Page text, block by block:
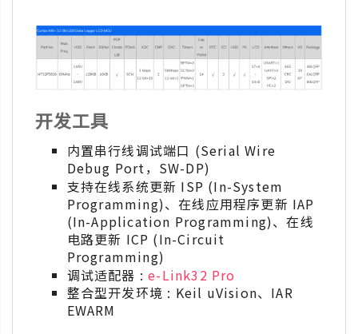
开发工具
内置串行线调试端口 (Serial Wire
Debug Port，SW-DP)
支持在线系统更新 ISP (In-System
Programming)、在线应用程序更新 IAP
(In-Application Programming)、在线
电路更新 ICP (In-Circuit
Programming)
调试适配器 :e-Link32 Pro
整合型开发环境 : Keil uVision、IAR
EWARM